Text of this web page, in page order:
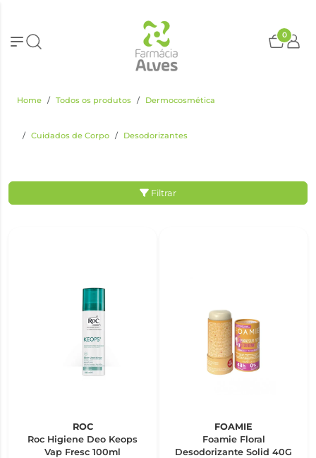
0
Home Todos os produtos Dermocosmética
Cuidados de Corpo Desodorizantes
Filtrar
ROC
Roc Higiene Deo Keops
Vap Fresc 100ml
FOAMIE
Foamie Floral
Desodorizante Solid 40G